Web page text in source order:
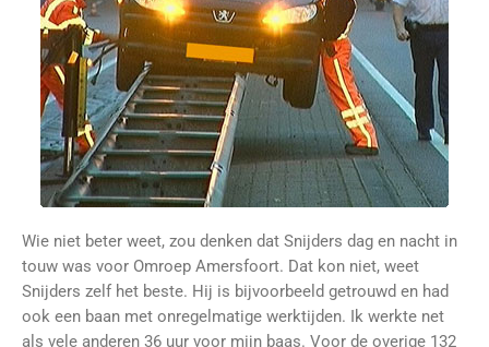
Wie niet beter weet, zou denken dat Snijders dag en nacht in
touw was voor Omroep Amersfoort. Dat kon niet, weet
Snijders zelf het beste. Hij is bijvoorbeeld getrouwd en had
ook een baan met onregelmatige werktijden. Ik werkte net
als vele anderen 36 uur voor mijn baas. Voor de overige 132